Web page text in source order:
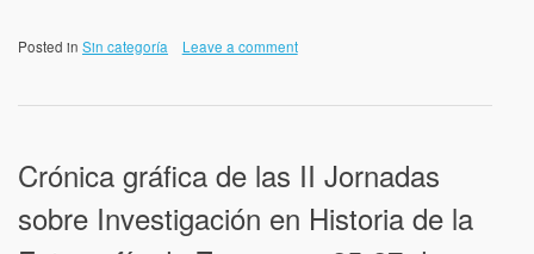
Posted in Sin categoría Leave a comment
Crónica gráfica de las II Jornadas
sobre Investigación en Historia de la